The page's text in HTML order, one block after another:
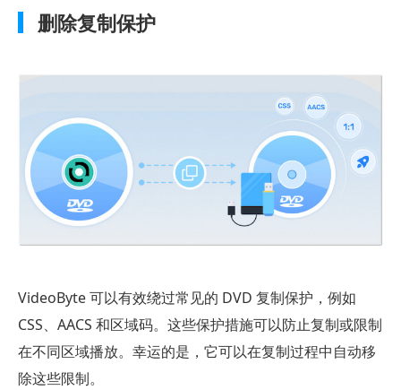
拷
贝
案
第
7
部
VideoByte
DVD
Copy
最
删除复制保护
VideoByte 可以有效绕过常见的 DVD 复制保护，例如
CSS、AACS 和区域码。这些保护措施可以防止复制或限制
在不同区域播放。幸运的是，它可以在复制过程中自动移
除这些限制。